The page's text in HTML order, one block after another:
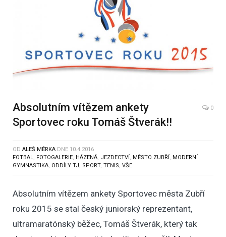
Absolutním vítězem ankety
Sportovec roku Tomáš Štverák!!
0
OD ALEŠ MĚRKA DNE 10.4.2016
FOTBAL, FOTOGALERIE, HÁZENÁ, JEZDECTVÍ , MĚSTO ZUBŘÍ , MODERNÍ
GYMNASTIKA, ODDÍLY TJ, SPORT, TENIS, VŠE
Absolutním vítězem ankety Sportovec města Zubří
roku 2015 se stal český juniorský reprezentant,
ultramaratónský běžec, Tomáš Štverák, který tak